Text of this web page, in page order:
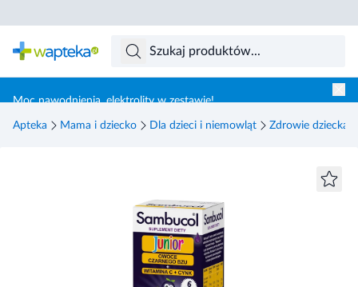
Moc nawodnienia, elektrolity w zestawie!
Apteka Mama i dziecko Dla dzieci i niemowląt Zdrowie dziecka